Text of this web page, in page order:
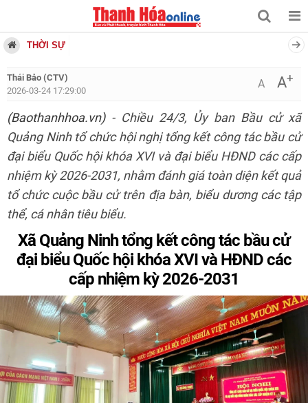
THỜI SỰ
Thái Bảo (CTV)
2026-03-24 17:29:00
A A+
(Baothanhhoa.vn)- Chiều 24/3, Ủy ban Bầu cử xã
Quảng Ninh tổ chức hội nghị tổng kết công tác bầu cử
đại biểu Quốc hội khóa XVI và đại biểu HĐND các cấp
nhiệm kỳ 2026-2031, nhằm đánh giá toàn diện kết quả
tổ chức cuộc bầu cử trên địa bàn, biểu dương các tập
thể, cá nhân tiêu biểu.
Xã Quảng Ninh tổng kết công tác bầu cử
đại biểu Quốc hội khóa XVI và HĐND các
cấp nhiệm kỳ 2026-2031